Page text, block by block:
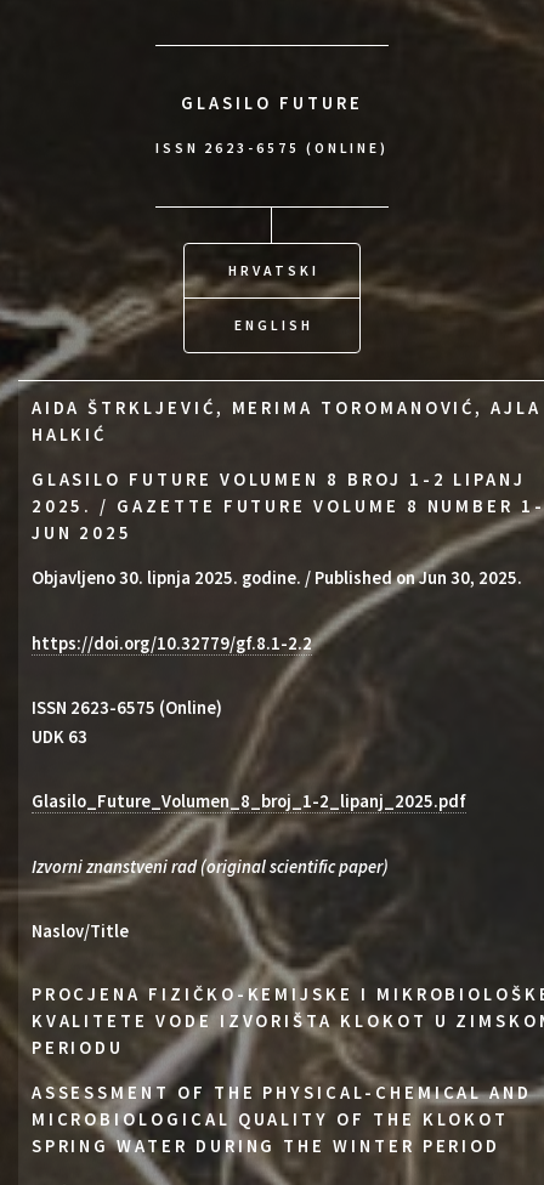
GLASILO FUTURE
ISSN 2623-6575 (ONLINE)
HRVATSKI
ENGLISH
AIDA ŠTRKLJEVIĆ, MERIMA TOROMANOVIĆ, AJLA
HALKIĆ
GLASILO FUTURE VOLUMEN 8 BROJ 1-2 LIPANJ
2025. / GAZETTE FUTURE VOLUME 8 NUMBER
JUN 2025
Objavljeno 30. lipnja 2025. godine. / Published on Jun 30, 2025.
https://doi.org/10.32779/gf.8.1-2.2
ISSN 2623-6575 (Online)
UDK 63
Glasilo_Future_Volumen_8_broj_1-2_lipanj_2025.pdf
Izvorni znanstveni rad (original scientific paper)
Naslov/Title
PROCJENA FIZIČKO-KEMIJSKE I
KVALITETE VODE IZVORIŠTA KLOKOT U
PERIODU
ASSESSMENT OF THE PHYSICAL-CHEMICAL AND
MICROBIOLOGICAL QUALITY OF THE KLOKOT
SPRING WATER DURING THE WINTER PERIOD